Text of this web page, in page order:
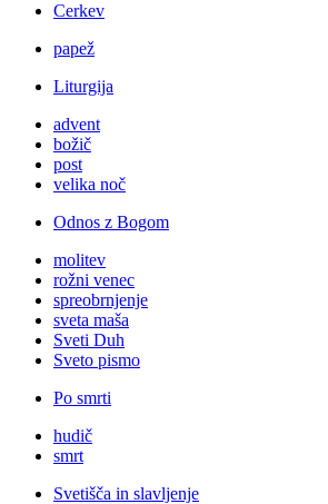
Cerkev
papež
Liturgija
advent
božič
post
velika noč
Odnos z Bogom
molitev
rožni venec
spreobrnjenje
sveta maša
Sveti Duh
Sveto pismo
Po smrti
hudič
smrt
Svetišča in slavljenje